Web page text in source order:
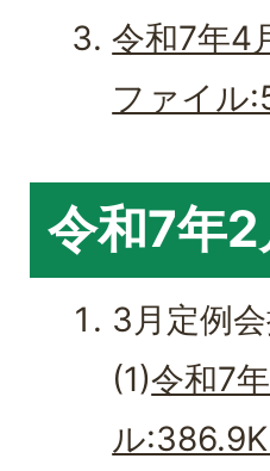
令和7年4
ファイル
令和7年2
3月定例
(1)令和7
ル